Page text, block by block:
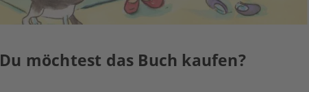
Du möchtest das Buch kaufen?